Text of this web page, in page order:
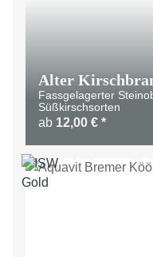
Alter
Fassgelagerter
Süßkirschsorten
ab 12,00 € *